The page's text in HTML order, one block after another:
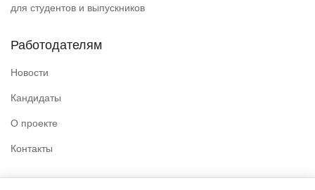
для студентов и выпускников
Работодателям
Новости
Кандидаты
О проекте
Контакты